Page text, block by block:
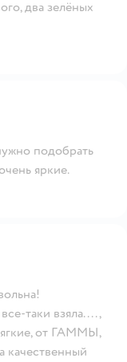
два зелёных
подобрать
яркие.
таки взяла.... ,
от ГАММЫ,
качественный